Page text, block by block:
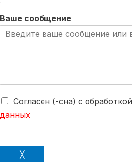
Ваше сообщение
Согласен (-сна) с обработкой
данных
╳